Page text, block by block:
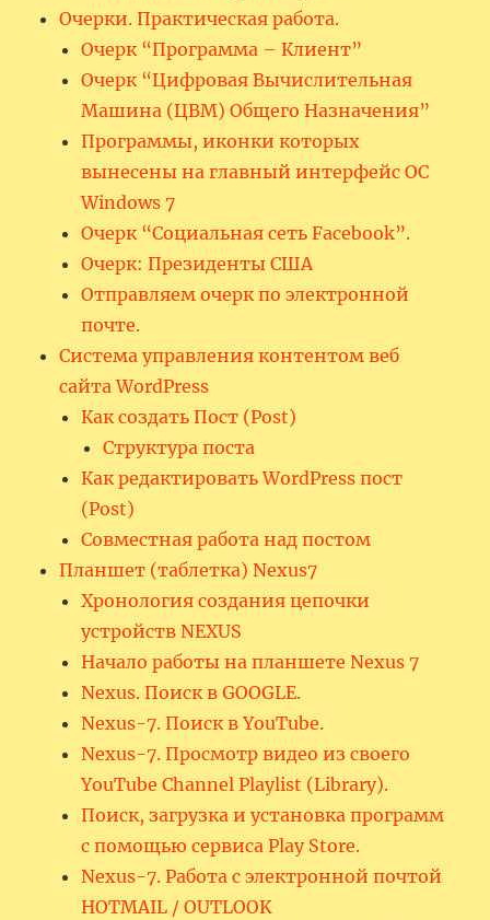
Очерки. Практическая работа.
Очерк “Программа – Клиент”
Очерк “Цифровая Вычислительная
Машина (ЦВМ) Общего Назначения”
Программы, иконки которых
вынесены на главный интерфейс ОС
Windows 7
Очерк “Социальная сеть Facebook”.
Очерк: Президенты США
Отправляем очерк по электронной
почте.
Система управления контентом веб
сайта WordPress
Как создать Пост (Post)
Структура поста
Как редактировать WordPress пост
(Post)
Совместная работа над постом
Планшет (таблетка) Nexus7
Хронология создания цепочки
устройств NEXUS
Начало работы на планшете Nexus 7
Nexus. Поиск в GOOGLE.
Nexus-7. Поиск в YouTube.
Nexus-7. Просмотр видео из своего
YouTube Channel Playlist (Library).
Поиск, загрузка и установка программ
с помощью сервиса Play Store.
Nexus-7. Работа с электронной почтой
HOTMAIL / OUTLOOK